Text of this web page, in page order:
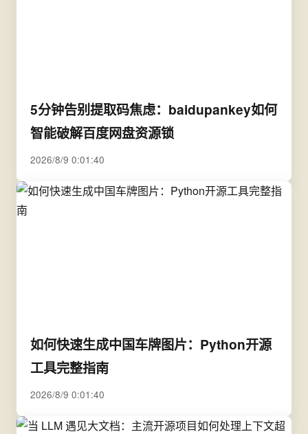
5分钟告别提取码焦虑：baidupankey如何
智能破解百度网盘资源锁
2026/8/9 0:01:40
如何快速生成中国车牌图片：Python开源
工具完整指南
2026/8/9 0:01:40